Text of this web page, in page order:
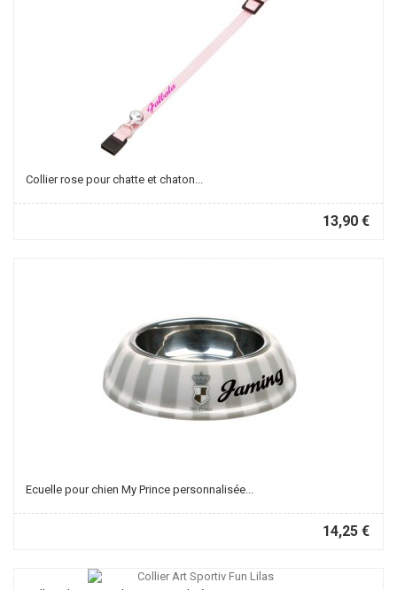
Collier rose pour chatte et chaton...
13,90 €
Ecuelle pour chien My Prince personnalisée...
14,25 €